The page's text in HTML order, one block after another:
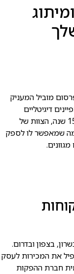
מוביל המעניק
דיגיטליים
והסביבה. עם ניסיון של מעל 15 שנה, הצוות של
מה שמאפשר לו לספק
בצפון ובדרום.
את המכירות לעסק
חברת ההפקות